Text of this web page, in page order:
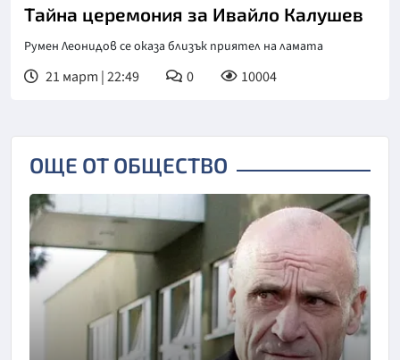
Тайна церемония за Ивайло Калушев
Румен Леонидов се оказа близък приятел на ламата
21 март | 22:49 0 10004
ОЩЕ ОТ ОБЩЕСТВО